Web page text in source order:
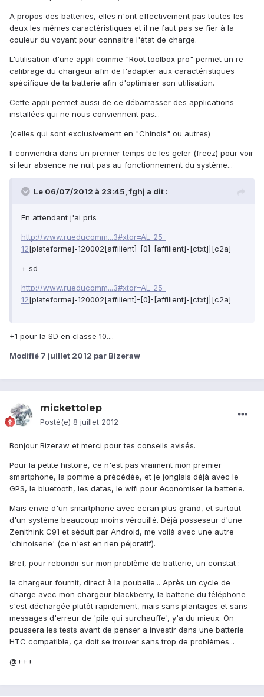
A propos des batteries, elles n'ont effectivement pas toutes les
deux les mêmes caractéristiques et il ne faut pas se fier à la
couleur du voyant pour connaitre l'état de charge.
L'utilisation d'une appli comme "Root toolbox pro" permet un re-
calibrage du chargeur afin de l'adapter aux caractéristiques
spécifique de ta batterie afin d'optimiser son utilisation.
Cette appli permet aussi de ce débarrasser des applications
installées qui ne nous conviennent pas...
(celles qui sont exclusivement en "Chinois" ou autres)
Il conviendra dans un premier temps de les geler (freez) pour voir
si leur absence ne nuit pas au fonctionnement du système...
Le 06/07/2012 à 23:45, fghj a dit :
En attendant j'ai pris
http://www.rueducomm...3#xtor=AL-25-
12[plateforme]-120002[affilient]-[0]-[affilient]-[ctxt]|[c2a]
+ sd
http://www.rueducomm...3#xtor=AL-25-
12[plateforme]-120002[affilient]-[0]-[affilient]-[ctxt]|[c2a]
+1 pour la SD en classe 10....
Modifié 7 juillet 2012 par Bizeraw
mickettolep
Posté(e) 8 juillet 2012
Bonjour Bizeraw et merci pour tes conseils avisés.
Pour la petite histoire, ce n'est pas vraiment mon premier
smartphone, la pomme a précédée, et je jonglais déjà avec le
GPS, le bluetooth, les datas, le wifi pour économiser la batterie.
Mais envie d'un smartphone avec ecran plus grand, et surtout
d'un système beaucoup moins vérouillé. Déjà posseseur d'une
Zenithink C91 et séduit par Android, me voilà avec une autre
'chinoiserie' (ce n'est en rien péjoratif).
Bref, pour rebondir sur mon problème de batterie, un constat :
le chargeur fournit, direct à la poubelle... Après un cycle de
charge avec mon chargeur blackberry, la batterie du téléphone
s'est déchargée plutôt rapidement, mais sans plantages et sans
messages d'erreur de 'pile qui surchauffe', y'a du mieux. On
poussera les tests avant de penser a investir dans une batterie
HTC compatible, ça doit se trouver sans trop de problèmes...
@+++